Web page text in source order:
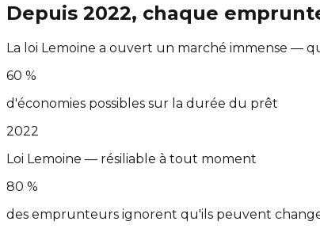
Depuis 2022, chaque
La loi Lemoine a ouvert un marché immense —
60 %
d'économies possibles sur la durée du prêt
2022
Loi Lemoine — résiliable à tout moment
80 %
des emprunteurs ignorent qu'ils peuvent